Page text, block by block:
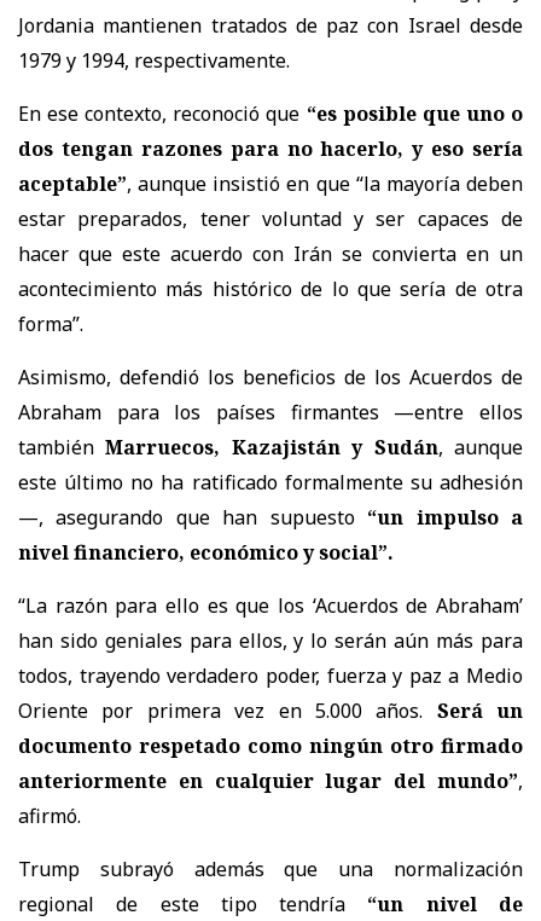
Jordania mantienen tratados de paz con Israel desde
1979 y 1994, respectivamente.
En ese contexto, reconoció que “es posible que uno o
dos tengan razones para no hacerlo, y eso sería
aceptable”, aunque insistió en que “la mayoría deben
estar preparados, tener voluntad y ser capaces de
hacer que este acuerdo con Irán se convierta en un
acontecimiento más histórico de lo que sería de otra
forma”.
Asimismo, defendió los beneficios de los Acuerdos de
Abraham para los países firmantes —entre ellos
tambiénMarruecos, Kazajistány Sudán, aunque
este último no ha ratificado formalmente su adhesión
—, asegurando que han supuesto “un impulso a
nivel financiero, económico y social”.
“La razón para ello es que los ‘Acuerdos de Abraham’
han sido geniales para ellos, y lo serán aún más para
todos, trayendo verdadero poder, fuerza y paz a Medio
Oriente por primera vez en 5.000 años. Será un
documento respetado como ningún otro firmado
anteriormente en cualquier lugar del mundo”,
afirmó.
Trump subrayó además que una normalización
regional de este tipo tendría “un nivel de